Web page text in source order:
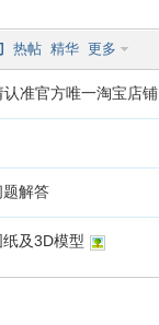
热帖 精华 更多
认准官方唯一淘宝店铺
解答
及3D模型